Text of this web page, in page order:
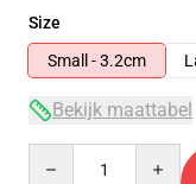
Size
Small - 3.2cm
Bekijk maattabel